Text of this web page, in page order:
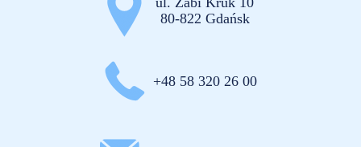
80-822 Gdańsk
+48 58 320 26 00